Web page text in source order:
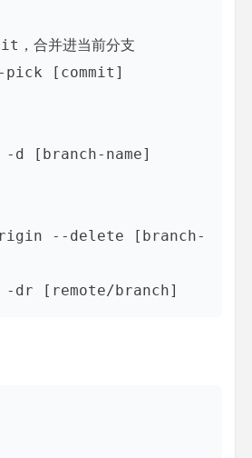
，合并进当前分支
[commit]
[branch-name]
--delete [branch-